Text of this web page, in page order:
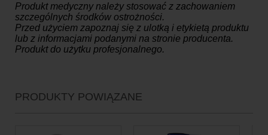
Produkt medyczny należy stosować z zachowaniem
szczególnych środków ostrożności.
Przed użyciem zapoznaj się z ulotką i etykietą produktu
lub z informacjami podanymi na stronie producenta.
Produkt do użytku profesjonalnego.
PRODUKTY POWIĄZANE